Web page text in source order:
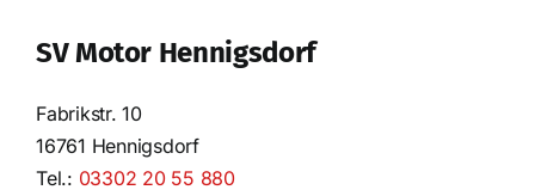
SV Motor Hennigsdorf
Fabrikstr. 10
16761 Hennigsdorf
Tel.: 03302 20 55 880